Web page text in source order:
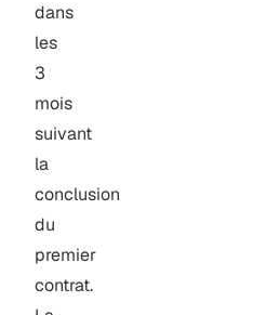
dans
les
3
mois
suivant
la
conclusion
du
premier
contrat.